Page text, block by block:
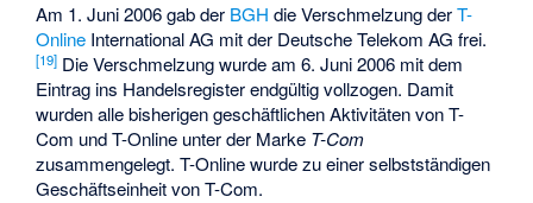
Am 1. Juni 2006 gab der BGH die Verschmelzung derT-
Online International AG mit der Deutsche Telekom AG frei.
[19] Die Verschmelzung wurde am 6. Juni 2006 mit dem
Eintrag ins Handelsregister endgültig vollzogen. Damit
wurden alle bisherigen geschäftlichen Aktivitäten von T-
Com und T-Online unter der Marke T-Com
zusammengelegt. T-Online wurde zu einer selbstständigen
Geschäftseinheit von T-Com.